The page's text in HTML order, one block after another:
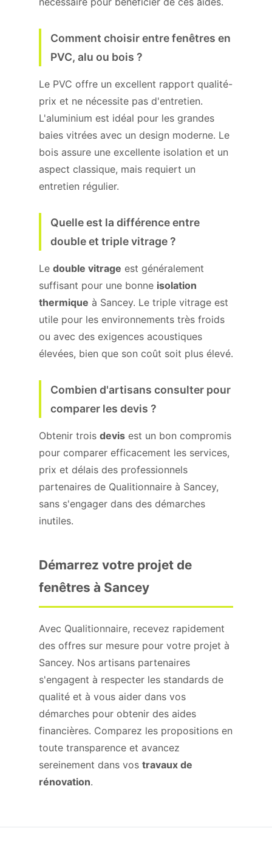
Comment choisir entre fenêtres en
PVC, alu ou bois ?
Le PVC offre un excellent rapport qualité-
prix et ne nécessite pas d'entretien.
L'aluminium est idéal pour les grandes
baies vitrées avec un design moderne. Le
bois assure une excellente isolation et un
aspect classique, mais requiert un
entretien régulier.
Quelle est la différence entre
double et triple vitrage ?
Le double vitrage est généralement
suffisant pour une bonne isolation
thermique à Sancey. Le triple vitrage est
utile pour les environnements très froids
ou avec des exigences acoustiques
élevées, bien que son coût soit plus élevé.
Combien d'artisans consulter pour
comparer les devis ?
Obtenir trois devis est un bon compromis
pour comparer efficacement les services,
prix et délais des professionnels
partenaires de Qualitionnaire à Sancey,
sans s'engager dans des démarches
inutiles.
Démarrez votre projet de
fenêtres à Sancey
Avec Qualitionnaire, recevez rapidement
des offres sur mesure pour votre projet à
Sancey. Nos artisans partenaires
s'engagent à respecter les standards de
qualité et à vous aider dans vos
démarches pour obtenir des aides
financières. Comparez les propositions en
toute transparence et avancez
sereinement dans vos travaux de
rénovation.